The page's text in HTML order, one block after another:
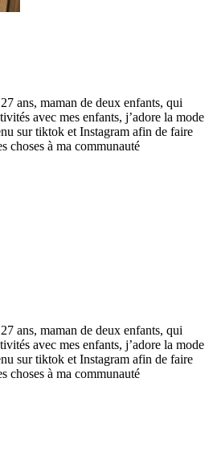
ans, maman de deux enfants, qui
avec mes enfants, j’adore la mode
sur tiktok et Instagram afin de faire
choses à ma communauté
ans, maman de deux enfants, qui
avec mes enfants, j’adore la mode
sur tiktok et Instagram afin de faire
choses à ma communauté